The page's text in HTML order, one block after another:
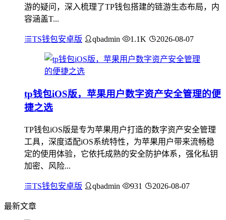
游的疑问，深入梳理了TP钱包搭建的链游生态布局，内
容涵盖T...
TS钱包安卓版 qbadmin 1.1K 2026-08-07
tp钱包iOS版，苹果用户数字资产安全管理的便
捷之选
TP钱包iOS版是专为苹果用户打造的数字资产安全管理
工具，深度适配iOS系统特性，为苹果用户带来流畅稳
定的使用体验，它依托成熟的安全防护体系，强化私钥
加密、风险...
TS钱包安卓版 qbadmin 931 2026-08-07
最新文章